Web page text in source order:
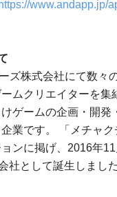
https://www.andapp.jp/
ズ株式会社にて数々
ムクリエイターを集
ゲームの企画・開発
業です。 「メチャク
ンに掲げ、2016年
社として誕生しました